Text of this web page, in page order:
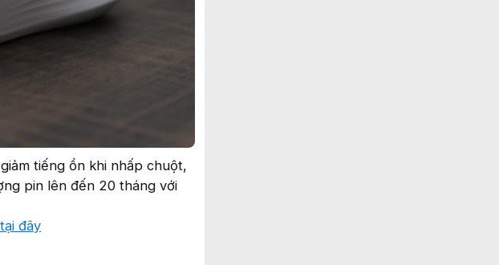
tiếng ồn khi nhấp chuột,
pin lên đến 20 tháng với
đây